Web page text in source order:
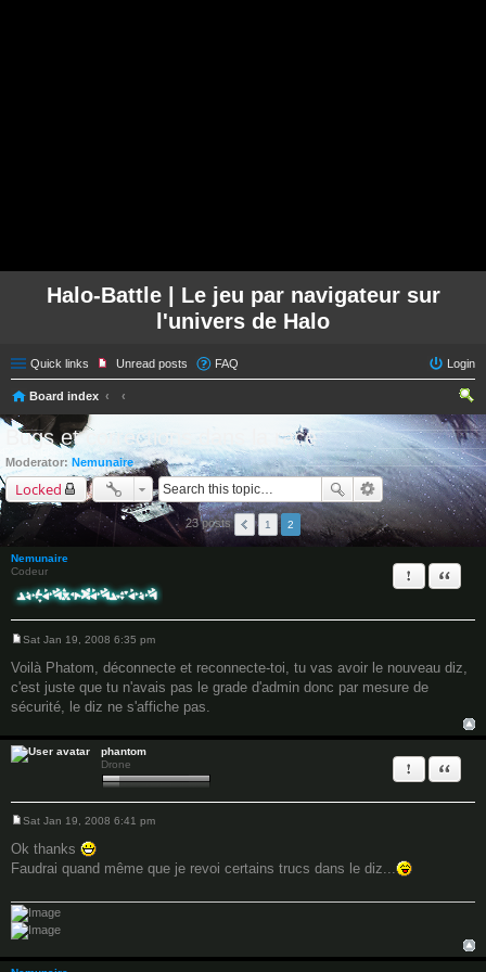
Halo-Battle | Le jeu par navigateur sur
l'univers de Halo
Quick links Unread posts FAQ Login
Board index
ear
ch
Bugs et corrections dans la race
Moderator: Nemunaire
Locked
23 posts 1 2
Nemunaire
Codeur
Report this
Quote
o
s
t
Sat Jan 19, 2008 6:35 pm
Voilà Phatom, déconnecte et reconnecte-toi, tu vas avoir le nouveau diz,
c'est juste que tu n'avais pas le grade d'admin donc par mesure de
sécurité, le diz ne s'affiche pas.
phantom
Drone
Report this
Quote
o
s
t
Sat Jan 19, 2008 6:41 pm
Ok thanks
Faudrai quand même que je revoi certains trucs dans le diz...